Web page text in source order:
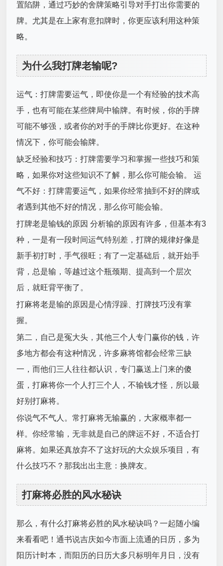
置陷阱，通过巧妙的舍牌策略引导对手打出你需要的
牌。尤其是在上家有意扣牌时，你更应该利用这种策
略。
为什么我打牌老输呢?
运气：打牌需要运气，即使你是一个有经验的技术高
手，也有可能在某些牌局中输牌。有时候，你的手牌
可能不够强，或者你的对手的手牌比你更好。在这种
情况下，你可能会输牌。
缺乏经验和技巧：打牌需要学习和掌握一些技巧和策
略，如果你对这些知识不了解，那么你可能会输。 运
气不好：打牌需要运气，如果你经常抽到不好的牌或
者遇到其他不好的情况，那么你可能会输。
打牌老是输钱的原因 分析输的原因有许多，但基本有3
种，一是有一段时间运气特别差，打牌的规律好像是
新手初打时，手气很旺；有了一定基础后，就开始手
背，总是输，等越过这个瓶颈期、提高到一个层次
后，就旺背平衡了。
打麻将老是输的原因是心情浮躁、打牌技巧没有掌
握。
第二，自己是冤大头，其他三个人专门赢你的钱，许
多地方都会有这种情况，许多麻将馆都会经常三缺
一，而他们三人往往都认识，专门赢送上门来的傻
蛋，打麻将你一个人打三个人，不输钱才怪，所以最
好别打麻将。
你说气不气人。常打麻将无输赢的，大家概率都一
样。你经常输，无非就是自己的牌运不好，不适合打
麻将。如果还真放弃不了这好玩的大众娱乐项目，有
什么技巧不？那我出出主意：换牌友。
打麻将必胜的风水秘诀
那么，有什么打麻将必胜的风水秘诀吗？一起随小编
来看看吧！通书说吉庆如今市面上流通的日历，多为
阳历计时本，而阳历的日历大多只标明年月日，没有